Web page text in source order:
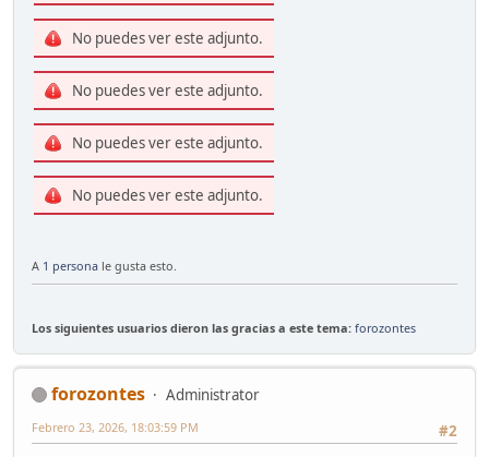
No puedes ver este adjunto.
No puedes ver este adjunto.
No puedes ver este adjunto.
No puedes ver este adjunto.
A 1 persona le gusta esto.
Los siguientes usuarios dieron las gracias a este tema: forozontes
forozontes
Administrator
#2
Febrero 23, 2026, 18:03:59 PM